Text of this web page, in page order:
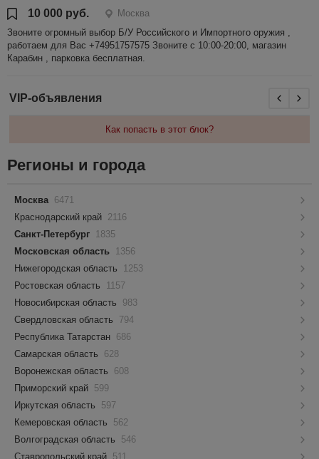
10 000 руб.
Москва
Звоните огромный выбор Б/У Российского и Импортного оружия ,
работаем для Вас +74951757575 Звоните с 10:00-20:00, магазин
Карабин , парковка бесплатная.
VIP-объявления
Как попасть в этот блок?
Регионы и города
Москва 6471
Краснодарский край 2116
Санкт-Петербург 1835
Московская область 1356
Нижегородская область
1253
Ростовская область
1157
Новосибирская область
983
Свердловская область
794
Республика Татарстан 686
Самарская область
628
Воронежская область
608
Приморский край 599
Иркутская область
597
Кемеровская область
562
Волгоградская область
546
Ставропольский край 511